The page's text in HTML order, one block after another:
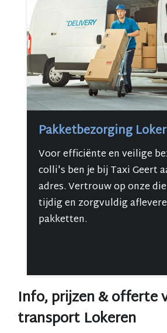
Pakketbezorging
Voor efficiënte en veilige
colli's ben je bij Taxi Geert
adres. Vertrouw op onze
tijdig en zorgvuldig
pakketten.
Info, prijzen & offerte
transport Lokeren